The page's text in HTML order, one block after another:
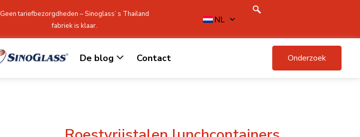
Geen tariefbezorgdheden – Sinoglass’ s Thailand
fabriek is klaar.
NL
De blog Contact Onderzoek